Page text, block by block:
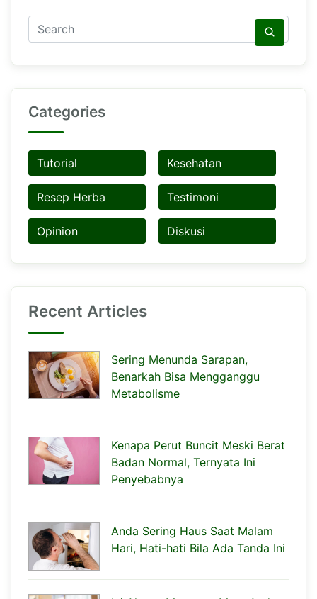
Categories
Tutorial Kesehatan
Resep Herba Testimoni
Opinion Diskusi
Recent Articles
Sering Menunda Sarapan,
Benarkah Bisa Mengganggu
Metabolisme
Kenapa Perut Buncit Meski Berat
Badan Normal, Ternyata Ini
Penyebabnya
Anda Sering Haus Saat Malam
Hari, Hati-hati Bila Ada Tanda Ini